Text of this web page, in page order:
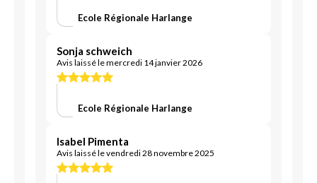
Ecole Régionale Harlange
Sonja schweich
Avis laissé le mercredi 14 janvier 2026
Ecole Régionale Harlange
Isabel Pimenta
Avis laissé le vendredi 28 novembre 2025